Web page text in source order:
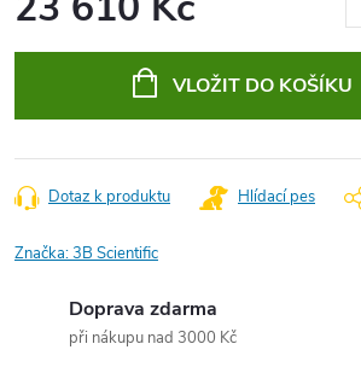
VLOŽIT DO KOŠÍKU
Dotaz k produktu Hlídací pes
Značka:3B Scientific
Doprava zdarma
při nákupu nad 3000 Kč